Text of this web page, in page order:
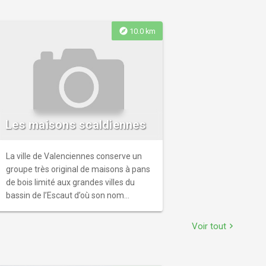
explore 10.0 km
Les maisons scaldiennes
La ville de Valenciennes conserve un
groupe très original de maisons à pans
de bois limité aux grandes villes du
bassin de l’Escaut d’où son nom
Voir tout chevron_right